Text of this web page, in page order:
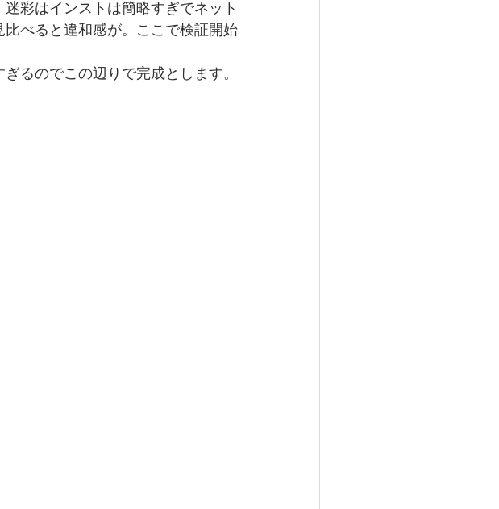
彩はインストは簡略すぎでネット
べると違和感が。ここで検証開始
るのでこの辺りで完成とします。